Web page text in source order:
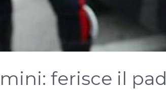
ferisce il